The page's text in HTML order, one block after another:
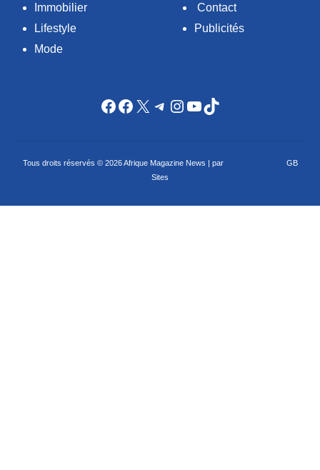
Immobilier
Lifestyle
Mode
Contact
Publicités
Facebook
Facebook
X Telegram
Instagram
YouTube
TikTok
Tous droits réservés © 2026 Afrique Magazine News | par
GB
Sites